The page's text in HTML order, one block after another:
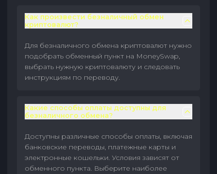
Как произвести безналичный обмен
криптовалют?
Для безналичного обмена криптовалют нужно
подобрать обменный пункт на MoneySwap,
выбрать нужную криптовалюту и следовать
инструкциям по переводу.
Какие способы оплаты доступны для
безналичного обмена?
Доступны различные способы оплаты, включая
банковские переводы, платежные карты и
электронные кошельки. Условия зависят от
обменного пункта. Выберите наиболее